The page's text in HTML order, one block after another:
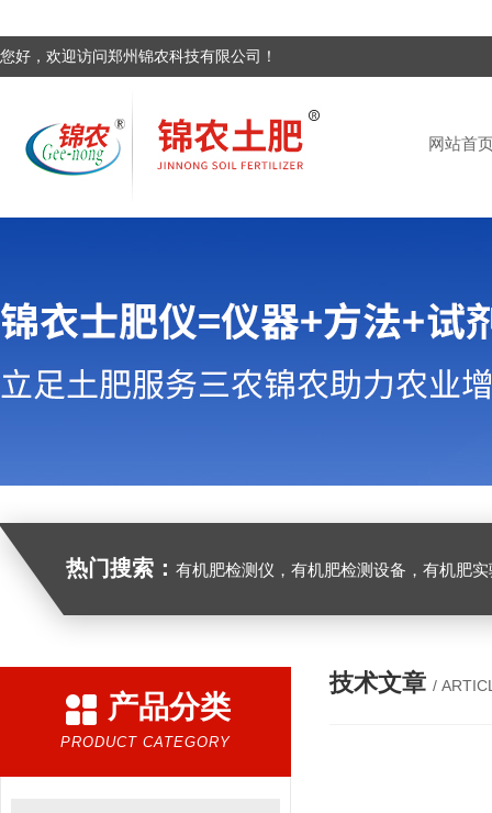
您好，欢迎访问郑州锦农科技有限公司！
网站首
热门搜索： 有机肥检测仪，有机肥检测设备，有机肥实验室设备，生物有
产品分类
PRODUCT CATEGORY
技术文章 /